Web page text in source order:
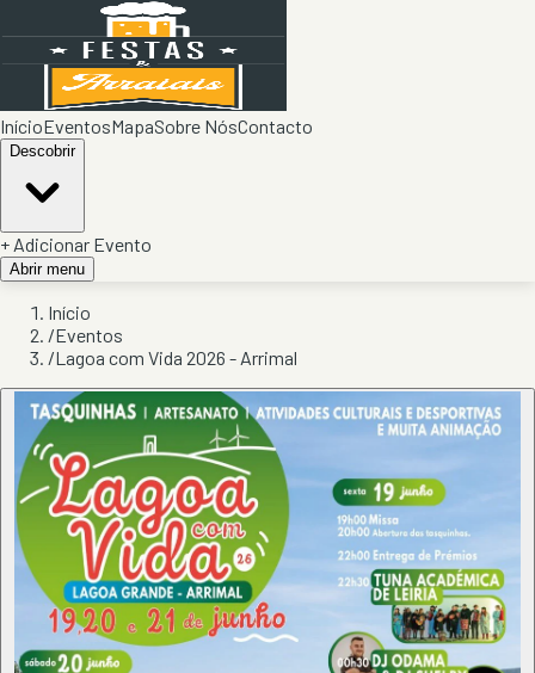
InícioEventosMapaSobre NósContacto
Descobrir
+ Adicionar Evento
Abrir menu
Início
/Eventos
/Lagoa com Vida 2026 - Arrimal